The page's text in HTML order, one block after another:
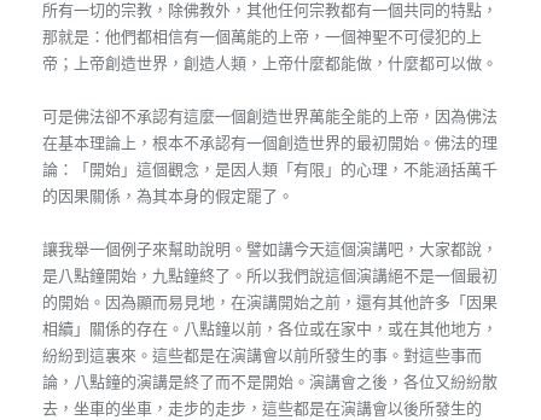
所有一切的宗教，除佛教外，其他任何宗教都有一個共同的特點，
那就是：他們都相信有一個萬能的上帝，一個神聖不可侵犯的上
帝；上帝創造世界，創造人類，上帝什麼都能做，什麼都可以做。
可是佛法卻不承認有這麼一個創造世界萬能全能的上帝，因為佛法
在基本理論上，根本不承認有一個創造世界的最初開始。佛法的理
論：「開始」這個觀念，是因人類「有限」的心理，不能涵括萬千
的因果關係，為其本身的假定罷了。
讓我舉一個例子來幫助說明。譬如講今天這個演講吧，大家都說，
是八點鐘開始，九點鐘終了。所以我們說這個演講絕不是一個最初
的開始。因為顯而易見地，在演講開始之前，還有其他許多「因果
相續」關係的存在。八點鐘以前，各位或在家中，或在其他地方，
紛紛到這裏來。這些都是在演講會以前所發生的事。對這些事而
論，八點鐘的演講是終了而不是開始。演講會之後，各位又紛紛散
去，坐車的坐車，走步的走步，這些都是在演講會以後所發生的